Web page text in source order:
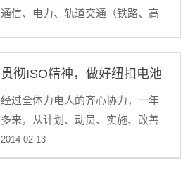
通信、电力、轨道交通（铁路、高
动充放电检测。
贯彻ISO精神，做好纽扣电池
经过全体力电人的齐心协力，一年
多来，从计划、动员、实施、改善
到一步步的落实着ISO9001体系的各
项标准，功夫不负有心人，终于在
2014-02-13